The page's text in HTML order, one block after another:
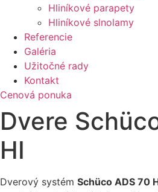
Hliníkové parapety
Hliníkové slnolamy
Referencie
Galéria
Užitočné rady
Kontakt
Cenová ponuka
Dvere
HI
Dverový systém Schüco ADS 70